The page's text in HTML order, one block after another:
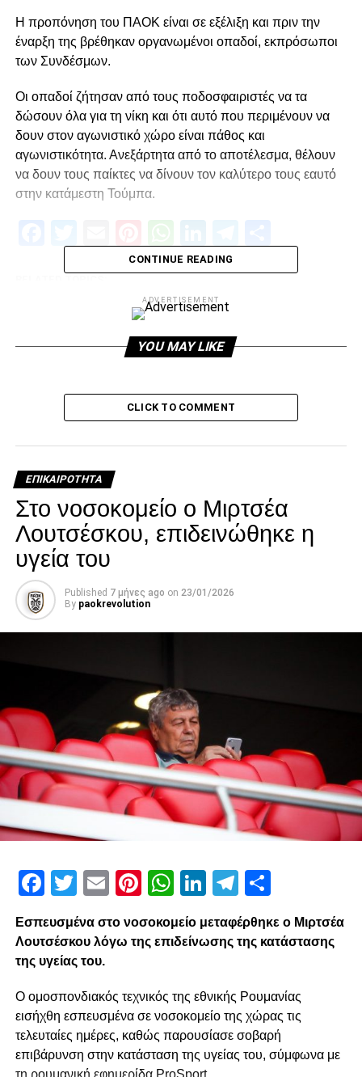
Η προπόνηση του ΠΑΟΚ είναι σε εξέλιξη και πριν την
έναρξη της βρέθηκαν οργανωμένοι οπαδοί, εκπρόσωποι
των Συνδέσμων.
Οι οπαδοί ζήτησαν από τους ποδοσφαιριστές να τα
δώσουν όλα για τη νίκη και ότι αυτό που περιμένουν να
δουν στον αγωνιστικό χώρο είναι πάθος και
αγωνιστικότητα. Ανεξάρτητα από το αποτέλεσμα, θέλουν
να δουν τους παίκτες να δίνουν τον καλύτερο τους εαυτό
στην κατάμεστη Τούμπα.
Facebook
Twitter
EmailPinterest
WhatsApp
LinkedIn
Telegram
Χωρίς Ροντρίγκες τελικά…
DON'T MISS
CONTINUE READING
ADVERTISEMENT
YOU MAY LIKE
CLICK TO COMMENT
ΕΠΙΚΑΙΡΌΤΗΤΑ
Στο νοσοκομείο ο Μιρτσέα
Λουτσέσκου, επιδεινώθηκε η
υγεία του
Published 7 μήνες ago on 23/01/2026
By paokrevolution
Facebook
Twitter
EmailPinterest
WhatsApp
LinkedInTelegram
Εσπευσμένα στο νοσοκομείο μεταφέρθηκε ο Μιρτσέα
Λουτσέσκου λόγω της επιδείνωσης της κατάστασης
της υγείας του.
Ο ομοσπονδιακός τεχνικός της εθνικής Ρουμανίας
εισήχθη εσπευσμένα σε νοσοκομείο της χώρας τις
τελευταίες ημέρες, καθώς παρουσίασε σοβαρή
επιβάρυνση στην κατάσταση της υγείας του, σύμφωνα με